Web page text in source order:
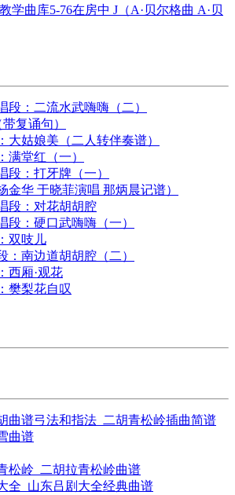
学曲库5-76在房中 J（A·贝尔格曲 A·贝
段：二流水武嗨嗨（二）
复诵句）
大姑娘美（二人转伴奏谱）
满堂红（一）
段：打牙牌（一）
金华 于晓菲演唱 那炳晨记谱）
段：对花胡胡腔
段：硬口武嗨嗨（一）
双吱儿
：南边道胡胡腔（二）
西厢·观花
樊梨花自叹
曲谱弓法和指法_二胡青松岭插曲简谱
曲谱
松岭_二胡拉青松岭曲谱
全_山东吕剧大全经典曲谱